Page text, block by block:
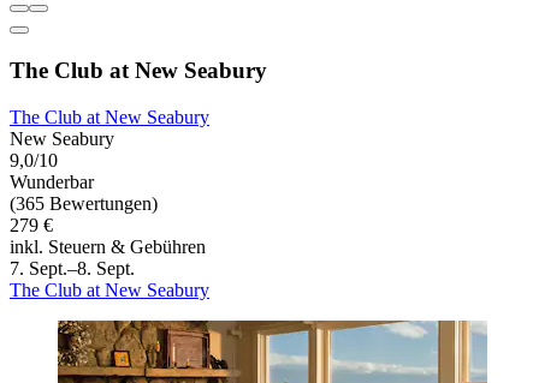
The Club at New Seabury
The Club at New Seabury
New Seabury
9,0/10
Wunderbar
(365 Bewertungen)
279 €
inkl. Steuern & Gebühren
7. Sept.–8. Sept.
The Club at New Seabury